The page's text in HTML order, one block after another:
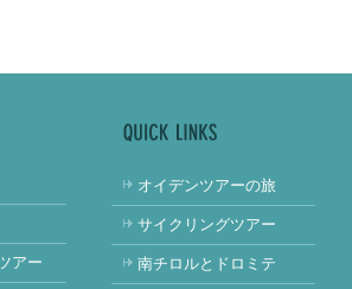
アー
オイデンツアーの旅
サイクリングツアー
南チロルとドロミテ